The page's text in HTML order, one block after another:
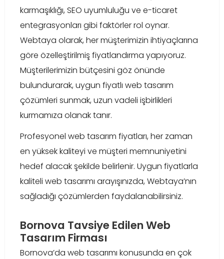
karmaşıklığı, SEO uyumluluğu ve e-ticaret
entegrasyonları gibi faktörler rol oynar.
Webtaya olarak, her müşterimizin ihtiyaçlarına
göre özelleştirilmiş fiyatlandırma yapıyoruz.
Müşterilerimizin bütçesini göz önünde
bulundurarak, uygun fiyatlı web tasarım
çözümleri sunmak, uzun vadeli işbirlikleri
kurmamıza olanak tanır.
Profesyonel web tasarım fiyatları, her zaman
en yüksek kaliteyi ve müşteri memnuniyetini
hedef alacak şekilde belirlenir. Uygun fiyatlarla
kaliteli web tasarımı arayışınızda, Webtaya’nın
sağladığı çözümlerden faydalanabilirsiniz.
Bornova Tavsiye Edilen Web
Tasarım Firması
Bornova’da web tasarımı konusunda en çok